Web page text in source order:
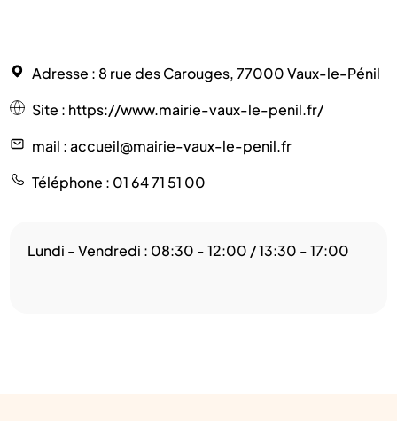
Adresse : 8 rue des Carouges, 77000 Vaux-le-Pénil
Site : https://www.mairie-vaux-le-penil.fr/
mail : accueil@mairie-vaux-le-penil.fr
Téléphone : 01 64 71 51 00
Lundi - Vendredi : 08:30 - 12:00 / 13:30 - 17:00